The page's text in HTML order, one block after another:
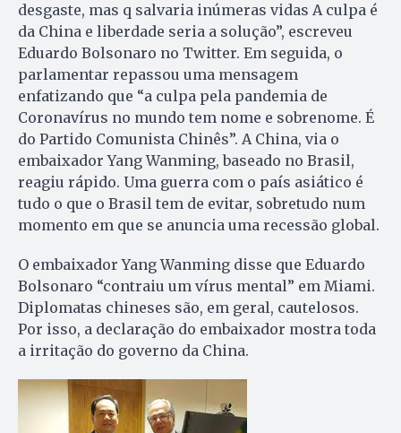
desgaste, mas q salvaria inúmeras vidas A culpa é
da China e liberdade seria a solução”, escreveu
Eduardo Bolsonaro no Twitter. Em seguida, o
parlamentar repassou uma mensagem
enfatizando que “a culpa pela pandemia de
Coronavírus no mundo tem nome e sobrenome. É
do Partido Comunista Chinês”. A China, via o
embaixador Yang Wanming, baseado no Brasil,
reagiu rápido. Uma guerra com o país asiático é
tudo o que o Brasil tem de evitar, sobretudo num
momento em que se anuncia uma recessão global.
O embaixador Yang Wanming disse que Eduardo
Bolsonaro “contraiu um vírus mental” em Miami.
Diplomatas chineses são, em geral, cautelosos.
Por isso, a declaração do embaixador mostra toda
a irritação do governo da China.